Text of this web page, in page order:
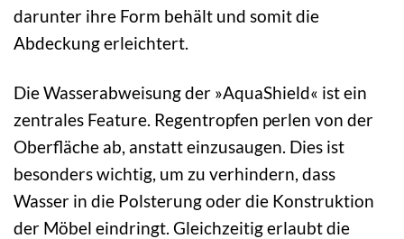
darunter ihre Form behält und somit die
Abdeckung erleichtert.
Die Wasserabweisung der »AquaShield« ist ein
zentrales Feature. Regentropfen perlen von der
Oberfläche ab, anstatt einzusaugen. Dies ist
besonders wichtig, um zu verhindern, dass
Wasser in die Polsterung oder die Konstruktion
der Möbel eindringt. Gleichzeitig erlaubt die